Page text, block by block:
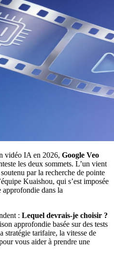
vidéo IA en 2026, Google Veo
les deux sommets. L’un vient
par la recherche de pointe
Kuaishou, qui s’est imposée
approfondie dans la
: Lequel devrais-je choisir ?
approfondie basée sur des tests
stratégie tarifaire, la vitesse de
vous aider à prendre une